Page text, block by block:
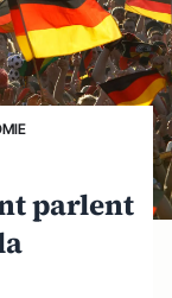
parlent